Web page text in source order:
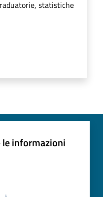
statistiche
le informazioni